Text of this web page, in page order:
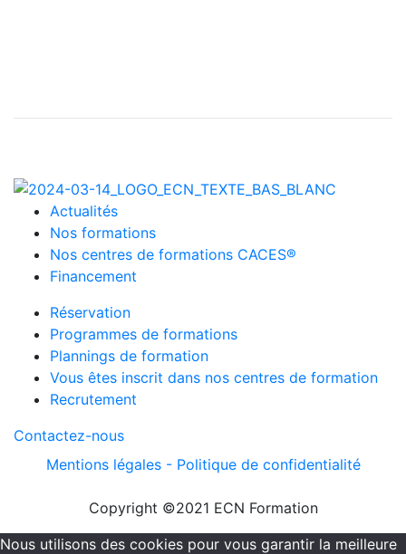
Actualités
Nos formations
Nos centres de formations CACES®
Financement
Réservation
Programmes de formations
Plannings de formation
Vous êtes inscrit dans nos centres de formation
Recrutement
Contactez-nous
Mentions légales - Politique de confidentialité
Copyright ©2021 ECN Formation
Nous utilisons des cookies pour vous garantir la meilleure